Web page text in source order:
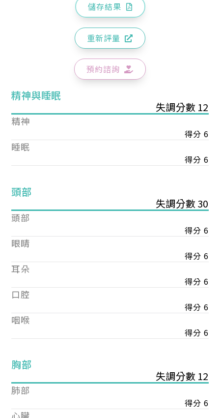
儲存結果
重新評量
預約諮詢
精神與睡眠
失調分數 12
精神
得分 6
睡眠
得分 6
頭部
失調分數 30
頭部
得分 6
眼睛
得分 6
耳朵
得分 6
口腔
得分 6
咽喉
得分 6
胸部
失調分數 12
肺部
得分 6
心臟